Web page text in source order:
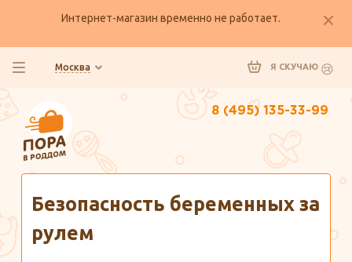
Интернет-магазин временно не работает.
Москва Я СКУЧАЮ
8 (495) 135-33-99
Безопасность беременных за
рулем